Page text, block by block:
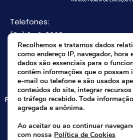
Telefones:
(85) 3512-8668
(85) 9 8165-0582(Whatsapp)
E-mail:
faifce@faifce.ifce.edu.br
Fale agora com nossa equipe:
Whatsapp da
Recolhemos e tratamos dados
como endereço IP, navegador, hora
dados são essenciais para o
contêm informações que o possam
e-mail ou telefone e são usados
conteúdos do site, integrar
o tráfego recebido. Toda
agregada e anônima.
Ao aceitar ou ao continuar
com nossa Política de Cookies